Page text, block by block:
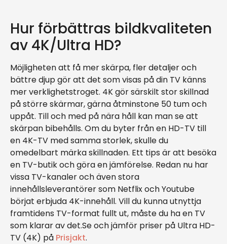
Hur förbättras bildkvaliteten
av 4K/Ultra HD?
Möjligheten att få mer skärpa, fler detaljer och
bättre djup gör att det som visas på din TV känns
mer verklighetstroget. 4K gör särskilt stor skillnad
på större skärmar, gärna åtminstone 50 tum och
uppåt. Till och med på nära håll kan man se att
skärpan bibehålls. Om du byter från en HD-TV till
en 4K-TV med samma storlek, skulle du
omedelbart märka skillnaden. Ett tips är att besöka
en TV-butik och göra en jämförelse. Redan nu har
vissa TV-kanaler och även stora
innehållsleverantörer som Netflix och Youtube
börjat erbjuda 4K-innehåll. Vill du kunna utnyttja
framtidens TV-format fullt ut, måste du ha en TV
som klarar av det.Se och jämför priser på Ultra HD-
TV (4K) på Prisjakt.